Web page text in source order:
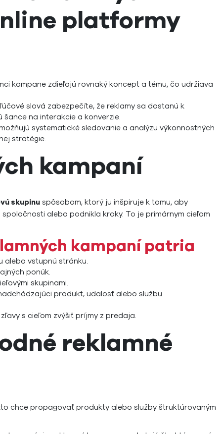
platformy
kampane zdieľajú rovnaký koncept a tému, čo udržiava
slová zabezpečíte, že reklamy sa dostanú k
šance na interakcie a konverzie.
systematické sledovanie a analýzu výkonnostných
stratégie.
kampaní
skupinu spôsobom, ktorý ju inšpiruje k tomu, aby
alebo podnikla kroky. To je primárnym cieľom
kampaní patria
alebo vstupnú stránku.
ponúk.
skupinami.
produkt, udalosť alebo službu.
s cieľom zvýšiť príjmy z predaja.
reklamné
chce propagovať produkty alebo služby štruktúrovaným